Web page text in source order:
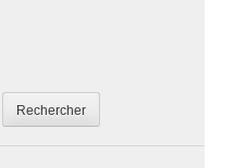
Rechercher